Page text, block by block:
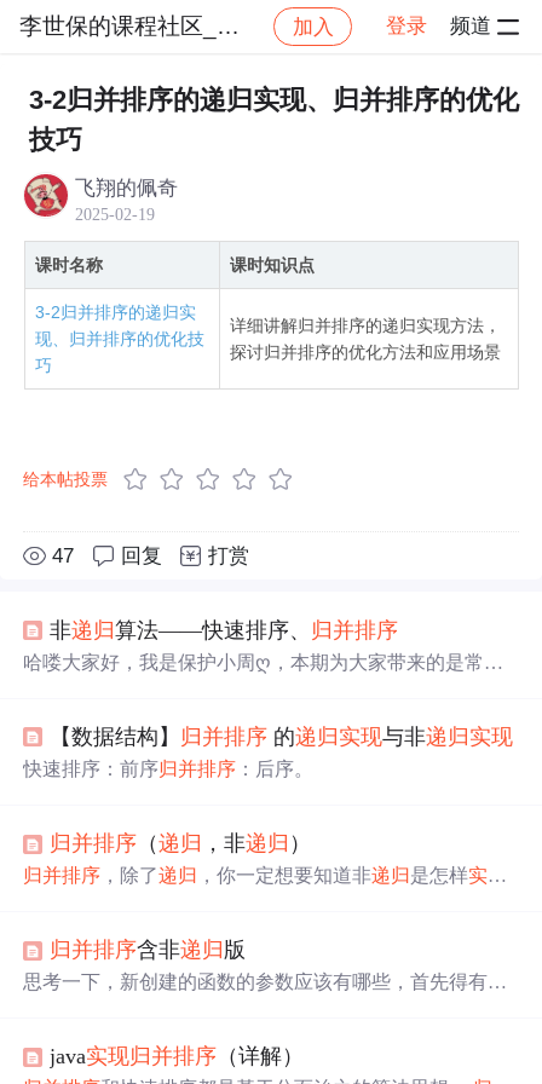
李世保的课程社区_NO_1 加入 登录 频道
社区 李世保的课程社区_NO_1 算法与数据结构精
3-2归并排序的递归实现、归并排序的优化
技巧
飞翔的佩奇
2025-02-19
课时名称 课时知识点
3-2归并排序的递归实
现、归并排序的优化技
巧
详细讲解归并排序的递归实现方法，
探讨归并排序的优化方法和应用场景
给本帖投票
47 回复 打赏
非递归算法——快速排序、 归并排序
​哈喽大家好，我是保护小周ღ，本期为大家带来的是常见
来试试吧~ ​
【数据结构】 归并排序 的递归实现与非递归实现
快速排序：前序归并排序 ：后序。
归并排序 （递归 ，非递归 ）
归并排序 ，除了递归 ，你一定想要知道非递归是怎样实现
归并排序含非递归 版
思考一下，新创建的函数的参数应该有哪些，首先得有原
个数来辅助，因此可以传递两个代表区间的数进来，可以
java实现归并排序 （详解）